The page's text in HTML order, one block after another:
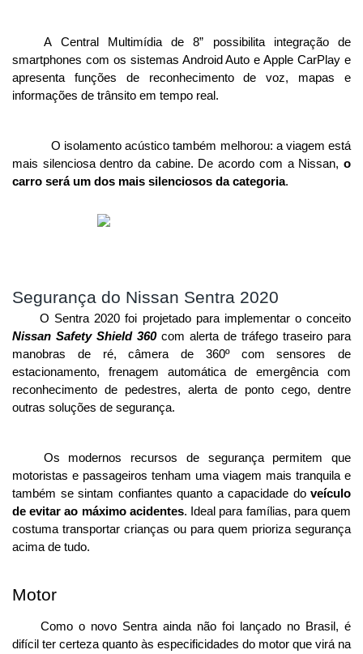
A Central Multimídia de 8” possibilita integração de
smartphones com os sistemas Android Auto e Apple CarPlay e
apresenta funções de reconhecimento de voz, mapas e
informações de trânsito em tempo real.
O isolamento acústico também melhorou: a viagem está
mais silenciosa dentro da cabine. De acordo com a Nissan, o
carro será um dos mais silenciosos da categoria.
Segurança do Nissan Sentra 2020
Nissan Safety Shield 360 com alerta de tráfego traseiro para
manobras de ré, câmera de 360º com sensores de
estacionamento, frenagem automática de emergência com
reconhecimento de pedestres, alerta de ponto cego, dentre
outras soluções de segurança.
Os modernos recursos de segurança permitem que
motoristas e passageiros tenham uma viagem mais tranquila e
também se sintam confiantes quanto a capacidade do veículo
de evitar ao máximo acidentes. Ideal para famílias, para quem
costuma transportar crianças ou para quem prioriza segurança
acima de tudo.
Motor
Como o novo Sentra ainda não foi lançado no Brasil, é
difícil ter certeza quanto às especificidades do motor que virá na